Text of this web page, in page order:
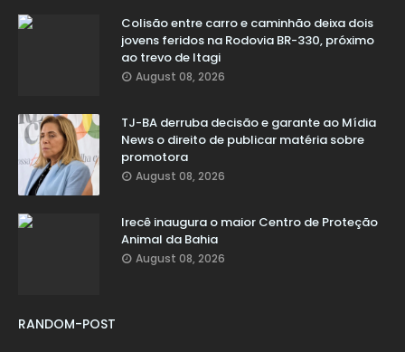
Colisão entre carro e caminhão deixa dois
jovens feridos na Rodovia BR-330, próximo
ao trevo de Itagi
August 08, 2026
TJ-BA derruba decisão e garante ao Mídia
News o direito de publicar matéria sobre
promotora
August 08, 2026
Irecê inaugura o maior Centro de Proteção
Animal da Bahia
August 08, 2026
RANDOM-POST